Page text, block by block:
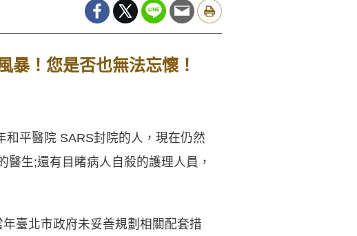
暴！您是否也無法忘懷！
平醫院 SARS封院的人，現在仍然
生;還有目睹病人自殺的護理人員，
臺北市政府未妥善規劃相關配套措